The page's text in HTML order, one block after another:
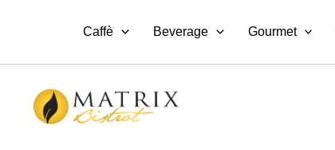
Caffè Beverage Gourmet